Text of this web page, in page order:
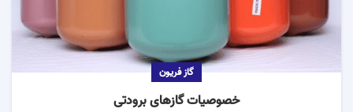
گاز فریون
خصوصیات گازهای برودتی